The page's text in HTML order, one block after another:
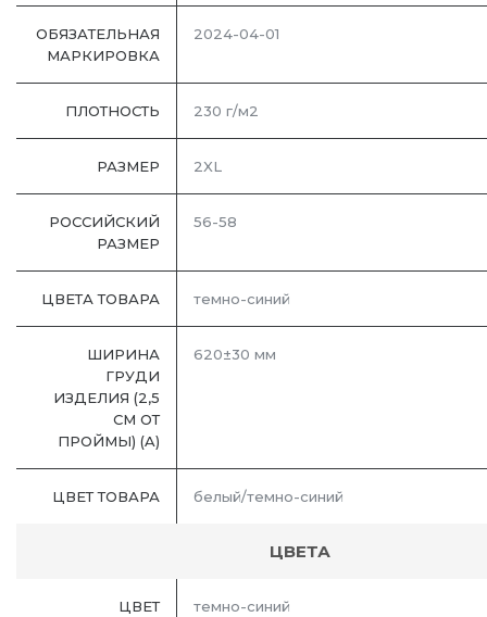
ОБЯЗАТЕЛЬНАЯ
МАРКИРОВКА
2024-04-01
ПЛОТНОСТЬ 230 г/м2
РАЗМЕР 2XL
РОССИЙСКИЙ
РАЗМЕР
56-58
ЦВЕТА ТОВАРА темно-синий
ШИРИНА
ГРУДИ
ИЗДЕЛИЯ (2,5
СМ ОТ
ПРОЙМЫ) (A)
620±30 мм
ЦВЕТ ТОВАРА белый/темно-синий
ЦВЕТА
ЦВЕТ темно-синий